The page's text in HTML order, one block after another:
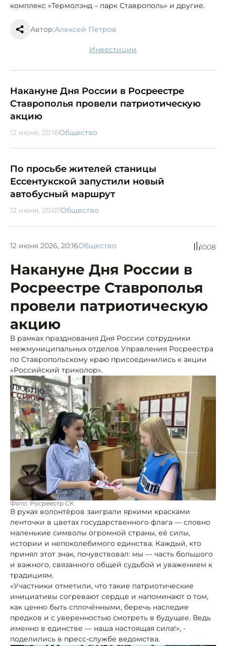
комплекс «Термолэнд – парк Ставрополь» и другие.
Автор:Алексей Петров
инвестиции
Накануне Дня России в Росреестре
Ставрополья провели патриотическую
акцию
12 июня, 20:16Общество
По просьбе жителей станицы
Ессентукской запустили новый
автобусный маршрут
12 июня, 20:07Общество
12 июня 2026, 20:16Общество 1008
Накануне Дня России в
Росреестре Ставрополья
провели патриотическую
акцию
В рамках празднования Дня России сотрудники
межмуниципальных отделов Управления Росреестра
по Ставропольскому краю присоединились к акции
«Российский триколор».
Фото: Росреестр СК
В руках волонтёров заиграли яркими красками
ленточки в цветах государственного флага — словно
маленькие символы огромной страны, её силы,
истории и непоколебимого единства. Каждый, кто
принял этот знак, почувствовал: мы — часть большого
и важного, связанного общей судьбой и уважением к
традициям.
«Участники отметили, что такие патриотические
инициативы согревают сердце и напоминают о том,
как ценно быть сплочёнными, беречь наследие
предков и с уверенностью смотреть в будущее. Ведь
именно в единстве — наша настоящая сила!», -
поделились в пресс-службе ведомства.